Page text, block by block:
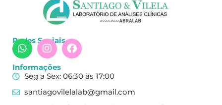
Redes Sociais
Informações
Seg a Sex: 06:30 às 17:00
santiagovilelalab@gmail.com